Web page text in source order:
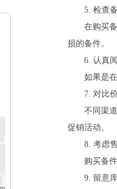
5. 检查
在购买
损的备件。
6. 认真
如果是
7. 对比
不同渠
促销活动。
8. 考虑
购买备
9. 留意